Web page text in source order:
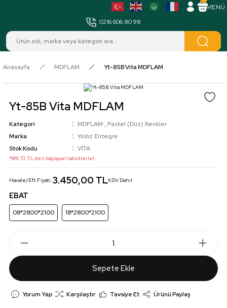
0216 606 80 98
Anasayfa MDFLAM Yt-85B Vita MDFLAM
Yt-85B Vita MDFLAM
Kategori MDFLAM , Pastel (Düz) Renkler
Marka
Yıldız Entegre
Stok Kodu
VİTA
*819,72 TL den başlayan taksitlerle!
Havale/Eft Fiyatı:3.450,00 TLKDV Dahil
EBAT
08*2800*2100 18*2800*2100
Sepete Ekle
Yorum Yap Karşılaştır Tavsiye Et Ürünü Paylaş